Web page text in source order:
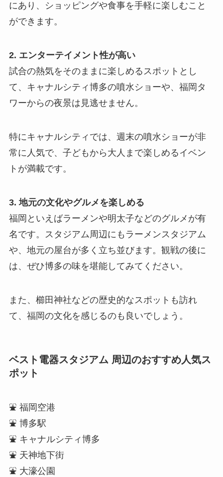
にあり、ショッピングや食事を手軽に楽しむこと
ができます。
2. エンターテイメント性が高い
試合の熱気をそのままに楽しめるスポットとし
て、キャナルシティ博多の噴水ショーや、福岡タ
ワーからの夜景は見逃せません。
特にキャナルシティでは、週末の噴水ショーが非
常に人気で、子どもから大人まで楽しめるイベン
トが満載です。
3. 地元の文化やグルメを楽しめる
福岡といえばラーメンや明太子などのグルメが有
名です。スタジアム周辺にもラーメンスタジアム
や、地元の屋台が多く立ち並びます。観戦の後に
は、ぜひ博多の味を堪能してみてください。
また、櫛田神社などの歴史的なスポットも訪れ
て、福岡の文化を感じるのも良いでしょう。
ベスト電器スタジアム 周辺のおすすめ人気ス
ポット
⛲ 福岡空港
⛲ 博多駅
⛲ キャナルシティ博多
⛲ 天神地下街
⛲ 大濠公園